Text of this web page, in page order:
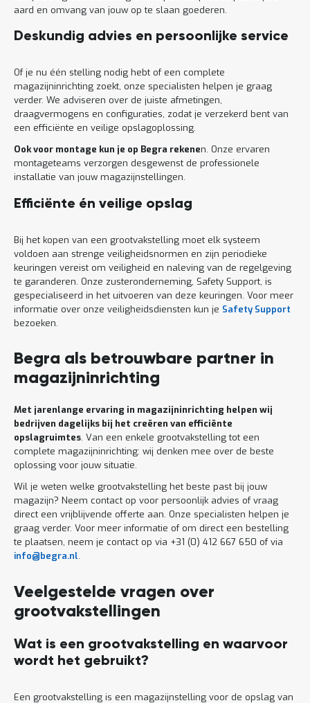
aard en omvang van jouw op te slaan goederen.
Deskundig advies en persoonlijke service
Of je nu één stelling nodig hebt of een complete
magazijninrichting zoekt, onze specialisten helpen je graag
verder. We adviseren over de juiste afmetingen,
draagvermogens en configuraties, zodat je verzekerd bent van
een efficiënte en veilige opslagoplossing.
Ook voor montage kun je op Begra rekenen. Onze ervaren
montageteams verzorgen desgewenst de professionele
installatie van jouw magazijnstellingen.
Efficiënte én veilige opslag
Bij het kopen van een grootvakstelling moet elk systeem
voldoen aan strenge veiligheidsnormen en zijn periodieke
keuringen vereist om veiligheid en naleving van de regelgeving
te garanderen. Onze zusteronderneming, Safety Support, is
gespecialiseerd in het uitvoeren van deze keuringen. Voor meer
informatie over onze veiligheidsdiensten kun je Safety Support
bezoeken.
Begra als betrouwbare partner in
magazijninrichting
Met jarenlange ervaring in magazijninrichting helpen wij
bedrijven dagelijks bij het creëren van efficiënte
opslagruimtes. Van een enkele grootvakstelling tot een
complete magazijninrichting: wij denken mee over de beste
oplossing voor jouw situatie.
Wil je weten welke grootvakstelling het beste past bij jouw
magazijn? Neem contact op voor persoonlijk advies of vraag
direct een vrijblijvende offerte aan. Onze specialisten helpen je
graag verder. Voor meer informatie of om direct een bestelling
te plaatsen, neem je contact op via +31 (0) 412 667 650 of via
info@begra.nl.
Veelgestelde vragen over
grootvakstellingen
Wat is een grootvakstelling en waarvoor
wordt het gebruikt?
Een grootvakstelling is een magazijnstelling voor de opslag van